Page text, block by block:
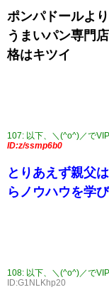
ポンパドールよ
うまいパン専門
格はキツイ
107: 以下、＼(^o^)／で
ID:z/ssmp6b0
とりあえず親父
らノウハウを学
108: 以下、＼(^o^)／で
ID:G1NLKhp20